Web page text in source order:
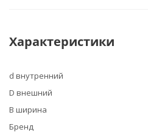
Характеристики
d внутренний
D внешний
B ширина
Бренд